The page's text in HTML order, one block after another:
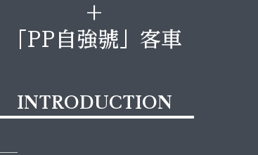
「PP自強號」客車
+
INTRODUCTION